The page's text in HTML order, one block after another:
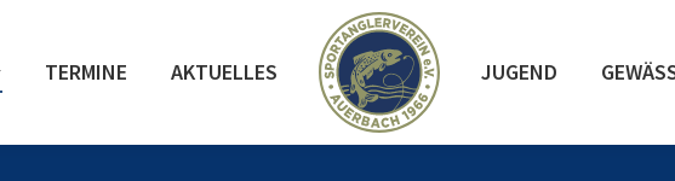
TERMINE AKTUELLES JUGEND